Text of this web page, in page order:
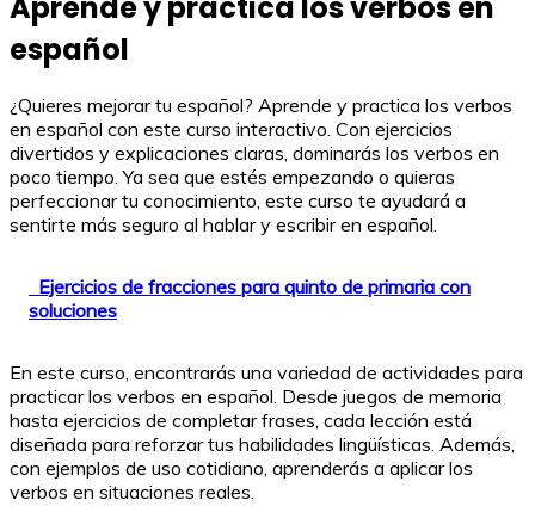
español
¿Quieres mejorar tu español? Aprende y practica los verbos
en español con este curso interactivo. Con ejercicios
divertidos y explicaciones claras, dominarás los verbos en
poco tiempo. Ya sea que estés empezando o quieras
perfeccionar tu conocimiento, este curso te ayudará a
sentirte más seguro al hablar y escribir en español.
Ejercicios de fracciones para quinto de primaria con
soluciones
En este curso, encontrarás una variedad de actividades para
practicar los verbos en español. Desde juegos de memoria
hasta ejercicios de completar frases, cada lección está
diseñada para reforzar tus habilidades lingüísticas. Además,
con ejemplos de uso cotidiano, aprenderás a aplicar los
verbos en situaciones reales.